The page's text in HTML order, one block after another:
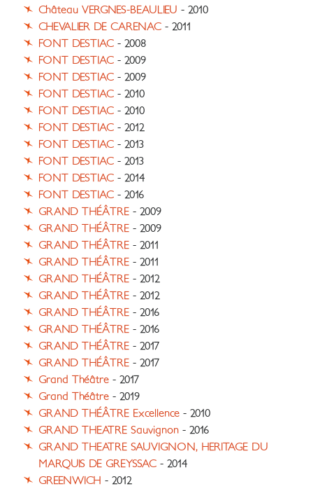
Château VERGNES-BEAULIEU - 2010
CHEVALIER DE CARENAC - 2011
FONT DESTIAC - 2008
FONT DESTIAC - 2009
FONT DESTIAC - 2009
FONT DESTIAC - 2010
FONT DESTIAC - 2010
FONT DESTIAC - 2012
FONT DESTIAC - 2013
FONT DESTIAC - 2013
FONT DESTIAC - 2014
FONT DESTIAC - 2016
GRAND THÉÂTRE - 2009
GRAND THÉÂTRE - 2009
GRAND THÉÂTRE - 2011
GRAND THÉÂTRE - 2011
GRAND THÉÂTRE - 2012
GRAND THÉÂTRE - 2012
GRAND THÉÂTRE - 2016
GRAND THÉÂTRE - 2016
GRAND THÉÂTRE - 2017
GRAND THÉÂTRE - 2017
Grand Théâtre - 2017
Grand Théâtre - 2019
GRAND THÉÂTRE Excellence - 2010
GRAND THEATRE Sauvignon - 2016
GRAND THEATRE SAUVIGNON, HERITAGE DU
MARQUIS DE GREYSSAC - 2014
GREENWICH - 2012